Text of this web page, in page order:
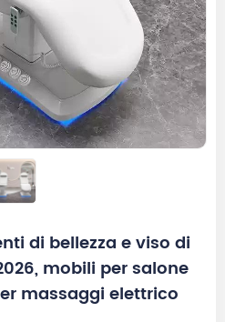
di bellezza e viso di
mobili per salone
massaggi elettrico